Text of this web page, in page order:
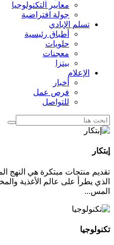
معايير التكنولوجيا
جولة افتراضية
تسلم الإيادي
أطباق رئيسية
حلويات
معجنات
بيتزا
الإعلام
أخبار
فرص عمل
للتواصل
إبتكار
تقديم منتجات مبتكرة هي النهج
الذي يطرأ على عالم الأغذية
المس...
تكنولوجيا